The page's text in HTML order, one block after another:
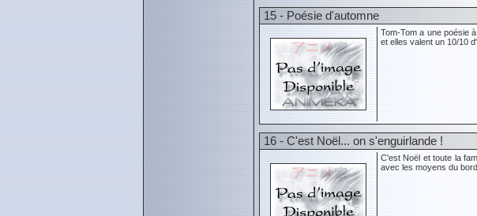
15 - Poésie d'automne
Tom-Tom a une poésie
et elles valent un 10/10
16 - C'est Noël... on s'enguirlande !
C'est Noël et toute la
avec les moyens du